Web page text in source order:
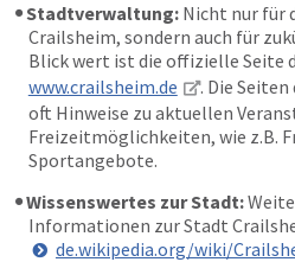
Stadtverwaltung: Nicht nur für
Crailsheim, sondern auch für
Blick wert ist die offizielle Seite
www.crailsheim.de
. Die
oft Hinweise zu aktuellen
Freizeitmöglichkeiten, wie z.B.
Sportangebote.
Wissenswertes zur Stadt:
Informationen zur Stadt
de.wikipedia.org/wiki/